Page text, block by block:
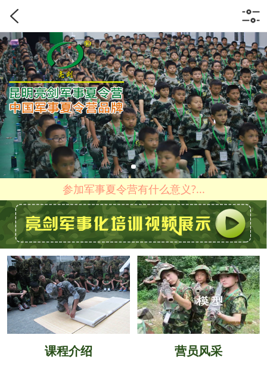
参加军事夏令营有什么意义?...
课程介绍 营员风采